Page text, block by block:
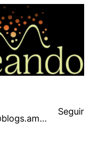
@ribadeando@blogs.amarinha.gal
Seguir